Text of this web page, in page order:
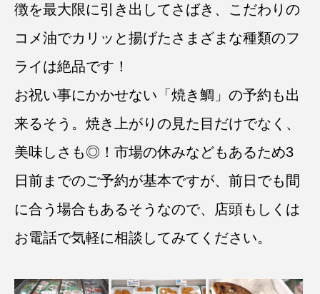
徴を最大限に引き出してさばき、こだわりの
コメ油でカリッと揚げたさまざまな種類のフ
ライは絶品です！
お祝い事にかかせない「焼き鯛」の予約も出
来るそう。焼き上がりの見た目だけでなく、
美味しさも◎！市場の休みなどもあるため3
日前までのご予約が基本ですが、前日でも間
に合う場合もあるそうなので、店頭もしくは
お電話で気軽に相談してみてください。